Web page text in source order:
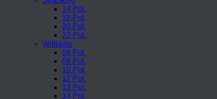
14 Pol.
18 Pol.
20 Pol.
22 Pol.
Williams
06 Pol.
08 Pol.
10 Pol.
12 Pol.
13 Pol.
14 Pol.